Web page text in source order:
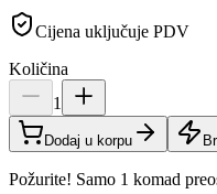
Cijena uključuje PDV
Količina
1
Dodaj u korpu
Požurite! Samo 1 komad